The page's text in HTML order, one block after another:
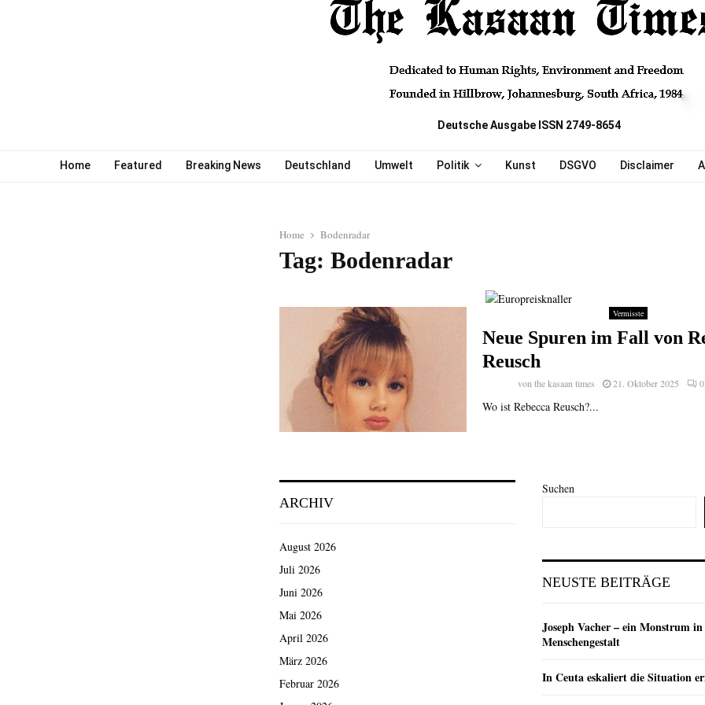
Deutsche Ausgabe ISSN 2749-8654
Home Featured Breaking News Deutschland Umwelt Politik Kunst DSGVO Disclaimer
Home Bodenradar
Tag: Bodenradar
Vermisste
Neue Spuren im Fall von
Reusch
vonthe kasaan times 21. Oktober 2025 0
Wo ist Rebecca Reusch?...
ARCHIV
August 2026
Juli 2026
Juni 2026
Mai 2026
April 2026
März 2026
Februar 2026
Suchen
NEUSTE BEITRÄGE
Joseph Vacher – ein Monstrum in
Menschengestalt
In Ceuta eskaliert die Situation